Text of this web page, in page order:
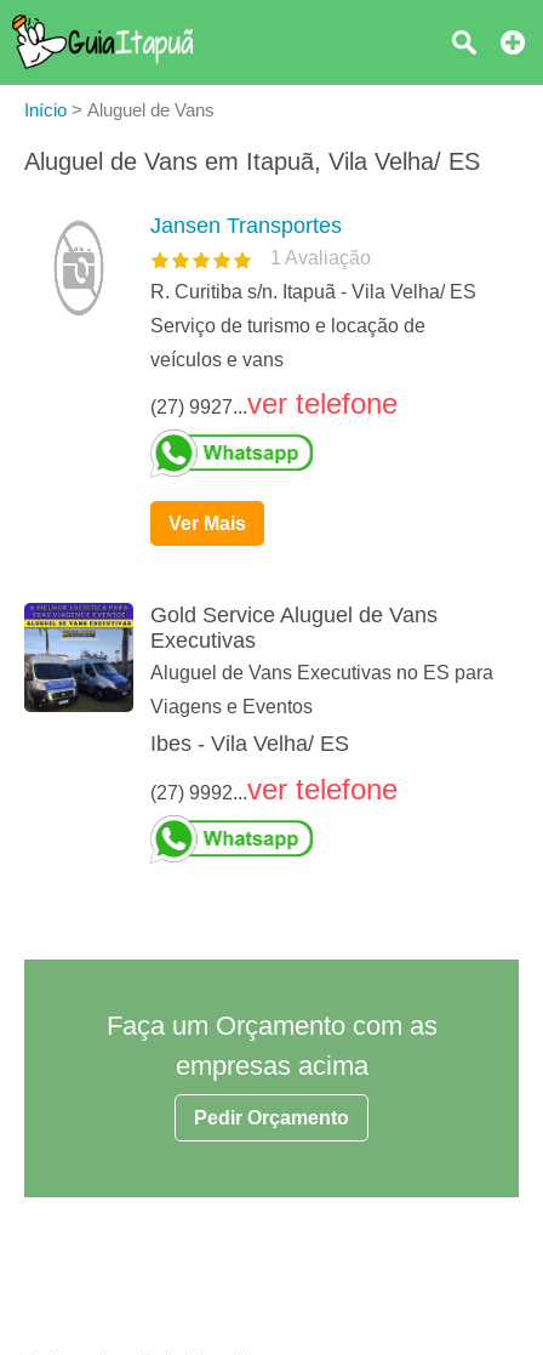
Início > Aluguel de Vans
Aluguel de Vans em Itapuã, Vila Velha/ ES
Jansen Transportes
1 Avaliação
R. Curitiba s/n. Itapuã - Vila Velha/ ES
Serviço de turismo e locação de
veículos e vans
(27) 9927...ver telefone
Ver Mais
Gold Service Aluguel de Vans
Executivas
Aluguel de Vans Executivas no ES para
Viagens e Eventos
Ibes - Vila Velha/ ES
(27) 9992...ver telefone
Faça um Orçamento com as
empresas acima
Pedir Orçamento